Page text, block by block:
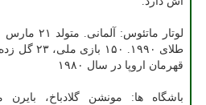
قهرمان اروپا در سال ۱۹۸۰
باشگاه ها: مونشن گلادباخ، بایرن